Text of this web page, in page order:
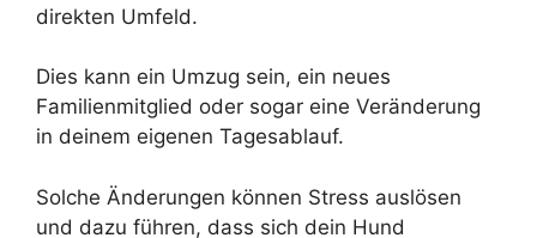
direkten Umfeld.
Dies kann ein Umzug sein, ein neues
Familienmitglied oder sogar eine Veränderung
in deinem eigenen Tagesablauf.
Solche Änderungen können Stress auslösen
und dazu führen, dass sich dein Hund